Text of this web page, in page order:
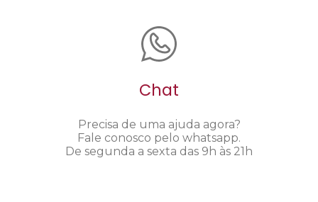
Chat
Precisa de uma ajuda agora?
Fale conosco pelo whatsapp.
De segunda a sexta das 9h às 21h